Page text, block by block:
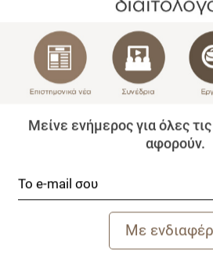
1 λεπτό να διαβαστεί
Επιλύοντας Δυσκολίες του
Μείνε ενήμερος για όλες
αφορούν.